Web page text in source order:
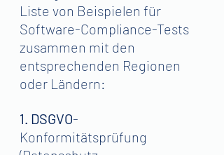
Liste von Beispielen für
Software-Compliance-Tests
zusammen mit den
entsprechenden Regionen
oder Ländern:
1. DSGVO-
Konformitätsprüfung